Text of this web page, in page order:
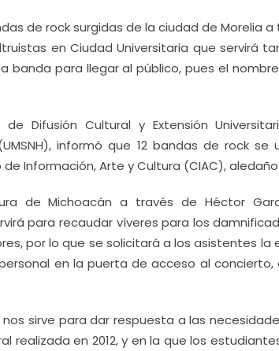
de rock surgidas de la ciudad de Morelia
en Ciudad Universitaria que servirá
banda para llegar al público, pues el
Difusión Cultural y Extensión
informó que 12 bandas de rock se
Información, Arte y Cultura (CIAC),
de Michoacán a través de Héctor
para recaudar víveres para los
por lo que se solicitará a los asistentes
en la puerta de acceso al concierto,
sirve para dar respuesta a las
realizada en 2012, y en la que los